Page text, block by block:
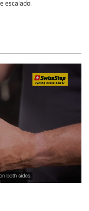
escalado.